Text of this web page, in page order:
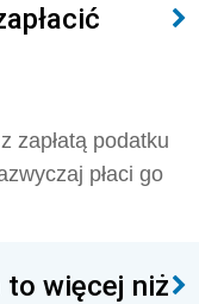
zapłatą podatku
płaci go
to więcej niż